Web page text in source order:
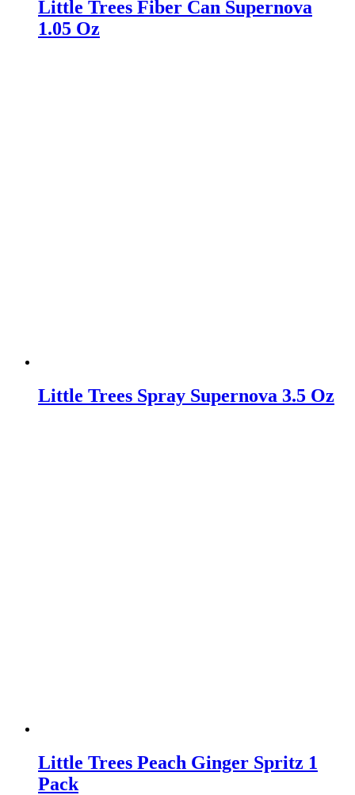
Little Trees Fiber Can Supernova
1.05 Oz
Little Trees Spray Supernova 3.5 Oz
Little Trees Peach Ginger Spritz 1
Pack